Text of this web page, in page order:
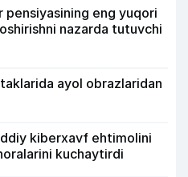
eng yuqori
nazarda tutuvchi
ayol obrazlaridan
kiberxavf ehtimolini
kuchaytirdi